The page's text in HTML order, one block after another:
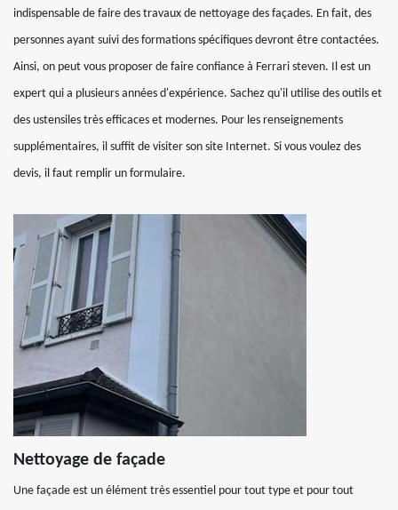
indispensable de faire des travaux de nettoyage des façades. En fait, des
personnes ayant suivi des formations spécifiques devront être contactées.
Ainsi, on peut vous proposer de faire confiance à Ferrari steven. Il est un
expert qui a plusieurs années d'expérience. Sachez qu'il utilise des outils et
des ustensiles très efficaces et modernes. Pour les renseignements
supplémentaires, il suffit de visiter son site Internet. Si vous voulez des
devis, il faut remplir un formulaire.
Nettoyage de façade
Une façade est un élément très essentiel pour tout type et pour tout